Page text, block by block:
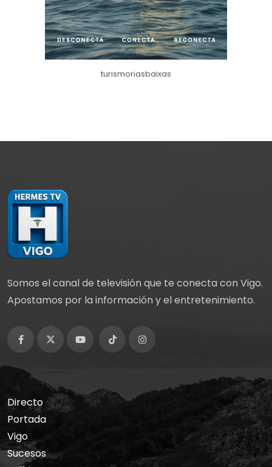
turismoriasbaixas
Somos el canal de televisión que te conecta con Vigo.
Apostamos por la información y el entretenimiento.
Directo
Portada
Vigo
Sucesos